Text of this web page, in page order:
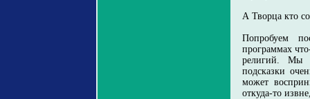
А Творца кто
Попробуем
программах
религий. Мы
подсказки
может
откуда-то